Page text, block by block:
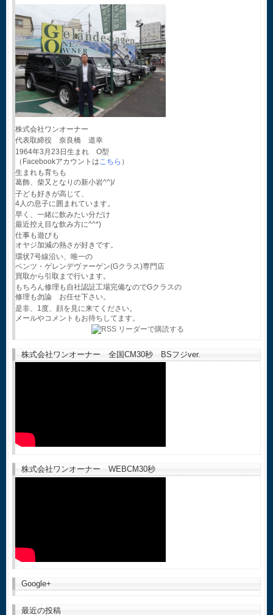
株式会社ワンオーナー
代表取締役 奈良橋 道幸
1964年3月23日生まれ O型
（Facebookアカウントはこちら ）
生まれも育ちも
葛飾、柴又となりの新小岩^^)/
子ども好きが高じて、
4人の息子に囲まれています。
早く、一緒に飲みたい分だけ
最近控え目な飲み方に^^*)
仕事も遊びも
オヤジ加減の熱さが好きです。
環状7号線沿い、唯一の
ベンツ・ゲレンデヴァーゲン(Gクラス)専門店
買取から引取まで行います。
もちろん修理も自社認証工場完備なのでGクラスの
修理も勿論 お任せ下さい。
是非、1度、顔を見に来てください。
メールやコメントもお待ちしてます。
株式会社ワンオーナー 全国CM30秒 BSフジver.
株式会社ワンオーナー WEBCM30秒
Google+
最近の投稿